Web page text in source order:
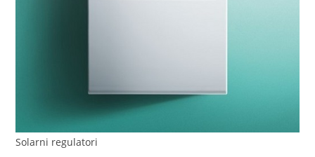
Solarni regulatori